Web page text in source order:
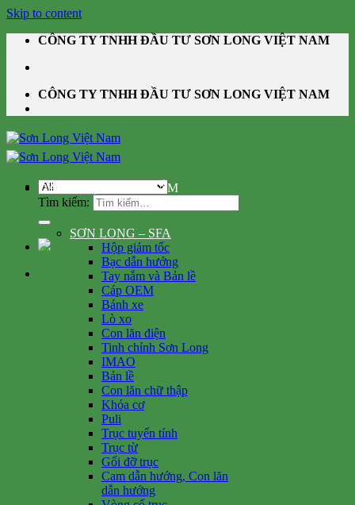
Skip to content
CÔNG TY TNHH ĐẦU TƯ SƠN LONG VIỆT NAM
CÔNG TY TNHH ĐẦU TƯ SƠN LONG VIỆT NAM
Tìm kiếm:
DANH MỤC SẢN PHẨM
SƠN LONG – SFA
Hộp giảm tốc
Bạc dẫn hướng
Tay nắm và Bản lề
Cáp OEM
Bánh xe
Lò xo
Con lăn điện
Tinh chỉnh Sơn Long
IMAO
Bản lề
Con lăn chữ thập
Khóa cơ
Puli
Trục tuyến tính
Trục từ
Gối đỡ trục
Cam dẫn hướng, Con lăn
dẫn hướng